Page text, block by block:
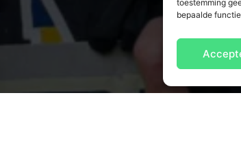
toestemming
bepaalde